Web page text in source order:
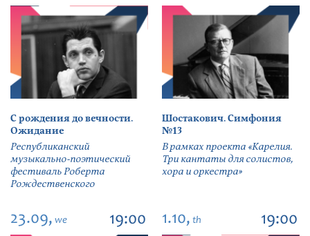
С рождения до вечности.
Ожидание
Республиканский
музыкально-поэтический
фестиваль Роберта
Рождественского
Шостакович. Симфония
№13
В рамках проекта «Карелия.
Три кантаты для солистов,
хора и оркестра»
23.09, we 19:00 1.10, th 19:00